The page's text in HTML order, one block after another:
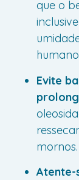
que o
Evite
mornos.
Atente-